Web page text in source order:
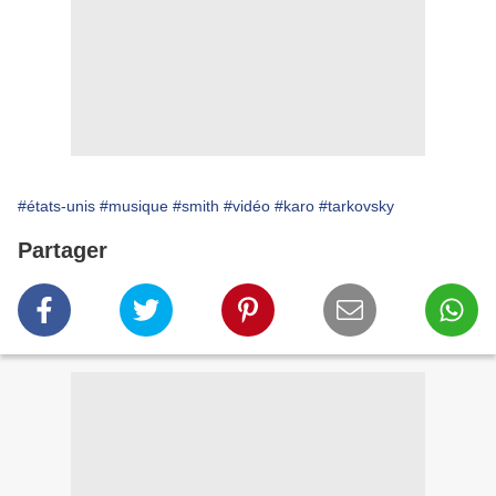
#états-unis #musique #smith #vidéo #karo #tarkovsky
Partager